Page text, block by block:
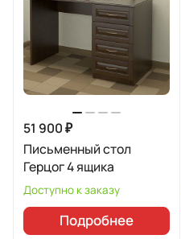
51 900 ₽
Письменный стол
Герцог 4 ящика
Доступно к заказу
Подробнее